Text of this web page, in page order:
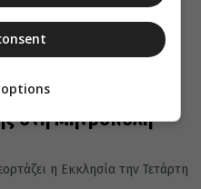
στη Μητρόπολη
η Εκκλησία την Τετάρτη